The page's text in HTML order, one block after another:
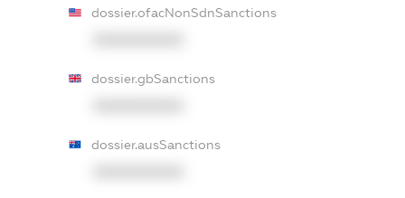
dossier.ofacNonSdnSanctions
dossier.gbSanctions
dossier.ausSanctions